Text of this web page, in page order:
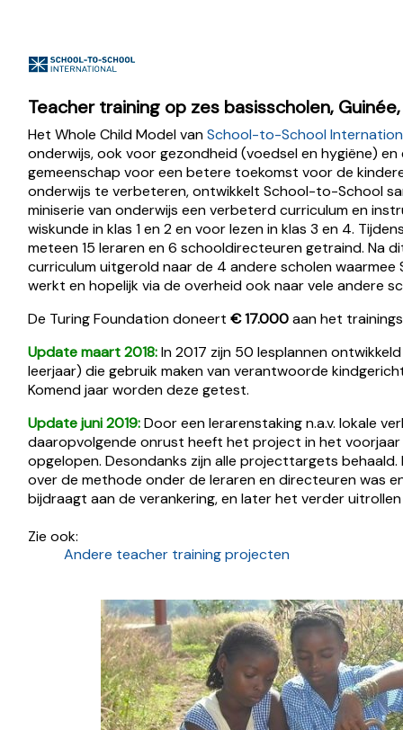
Teacher training op zes basisscholen,
Het Whole Child Model vanSchool-to-School
onderwijs, ook voor gezondheid (voedsel en hygiëne)
gemeenschap voor een betere toekomst voor de
onderwijs te verbeteren, ontwikkelt School-to-School
miniserie van onderwijs een verbeterd curriculum en
wiskunde in klas 1 en 2 en voor lezen in klas 3 en 4.
meteen 15 leraren en 6 schooldirecteuren getraind. Na
curriculum uitgerold naar de 4 andere scholen
werkt en hopelijk via de overheid ook naar vele andere
De Turing Foundation doneert€ 17.000aan het
Update maart 2018:In 2017 zijn 50 lesplannen
leerjaar) die gebruik maken van verantwoorde
Komend jaar worden deze getest.
Update juni 2019:Door een lerarenstaking n.a.v. lokale
daaropvolgende onrust heeft het project in het voorjaar
opgelopen. Desondanks zijn alle projecttargets
over de methode onder de leraren en directeuren was
bijdraagt aan de verankering, en later het verder
Zie ook:
Andere teacher training projecten